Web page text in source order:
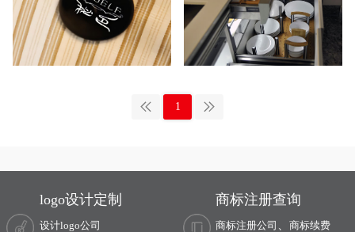
1
logo设计定制
设计logo公司
商标注册查询
商标注册公司
商标续费